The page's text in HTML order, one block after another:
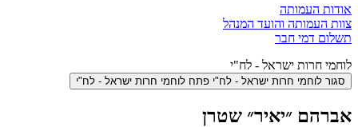
אודות העמותה
צוות העמותה והועד המנהל
תשלום דמי חבר
לוחמי חרות ישראל - לח"י
סגור לוחמי חרות ישראל - לח"י פתח לוחמי חרות ישראל - לח"י
אברהם ״יאיר״ שטרן